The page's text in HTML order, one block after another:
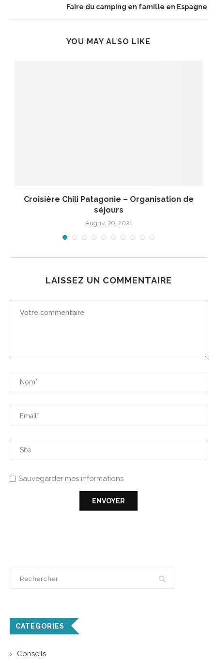
Faire du camping en famille en Espagne
YOU MAY ALSO LIKE
Croisière Chili Patagonie – Organisation de
séjours
August 20, 2021
LAISSEZ UN COMMENTAIRE
Sauvegarder mes informations
CATEGORIES
Conseils